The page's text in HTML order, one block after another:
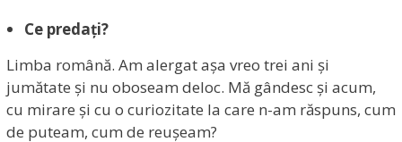
Ce predați?
Limba română. Am alergat așa vreo trei ani și
jumătate și nu oboseam deloc. Mă gândesc și acum,
cu mirare și cu o curiozitate la care n-am răspuns, cum
de puteam, cum de reușeam?